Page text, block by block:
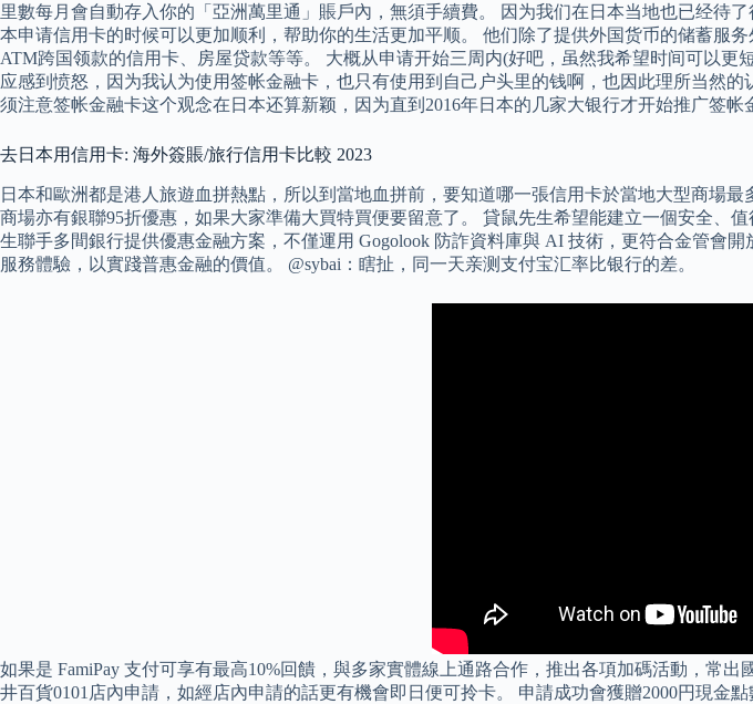
里數每月會自動存入你的「亞洲萬里通」賬戶內，無須手續費。 因为我们在日本当地也已经待
本申请信用卡的时候可以更加顺利，帮助你的生活更加平顺。 他们除了提供外国货币的储蓄服
ATM跨国领款的信用卡、房屋贷款等等。 大概从申请开始三周内(好吧，虽然我希望时间可以
应感到愤怒，因为我认为使用签帐金融卡，也只有使用到自己户头里的钱啊，也因此理所当然
须注意签帐金融卡这个观念在日本还算新颖，因为直到2016年日本的几家大银行才开始推广签
去日本用信用卡: 海外簽賬/旅行信用卡比較 2023
日本和歐洲都是港人旅遊血拼熱點，所以到當地血拼前，要知道哪一張信用卡於當地大型商場
商場亦有銀聯95折優惠，如果大家準備大買特買便要留意了。 貸鼠先生希望能建立一個安全、
生聯手多間銀行提供優惠金融方案，不僅運用 Gogolook 防詐資料庫與 AI 技術，更符合金管會
服務體驗，以實踐普惠金融的價值。 @sybai：瞎扯，同一天亲测支付宝汇率比银行的差。
如果是 FamiPay 支付可享有最高10%回饋，與多家實體線上通路合作，推出各項加碼活動，常
井百貨0101店內申請，如經店內申請的話更有機會即日便可拎卡。 申請成功會獲贈2000円現金